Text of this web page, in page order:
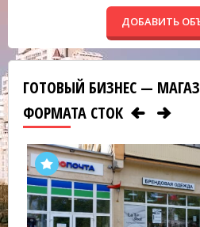
ДОБАВИТЬ
ГОТОВЫЙ БИЗНЕС —
ФОРМАТА СТОК